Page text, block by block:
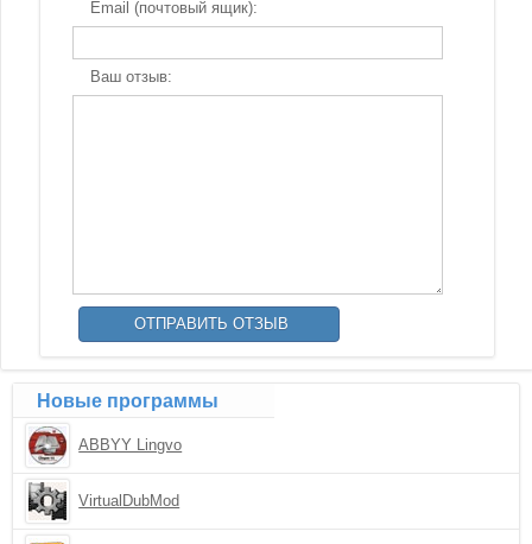
Email (почтовый ящик):
Ваш отзыв:
Новые программы
ABBYY Lingvo
VirtualDubMod